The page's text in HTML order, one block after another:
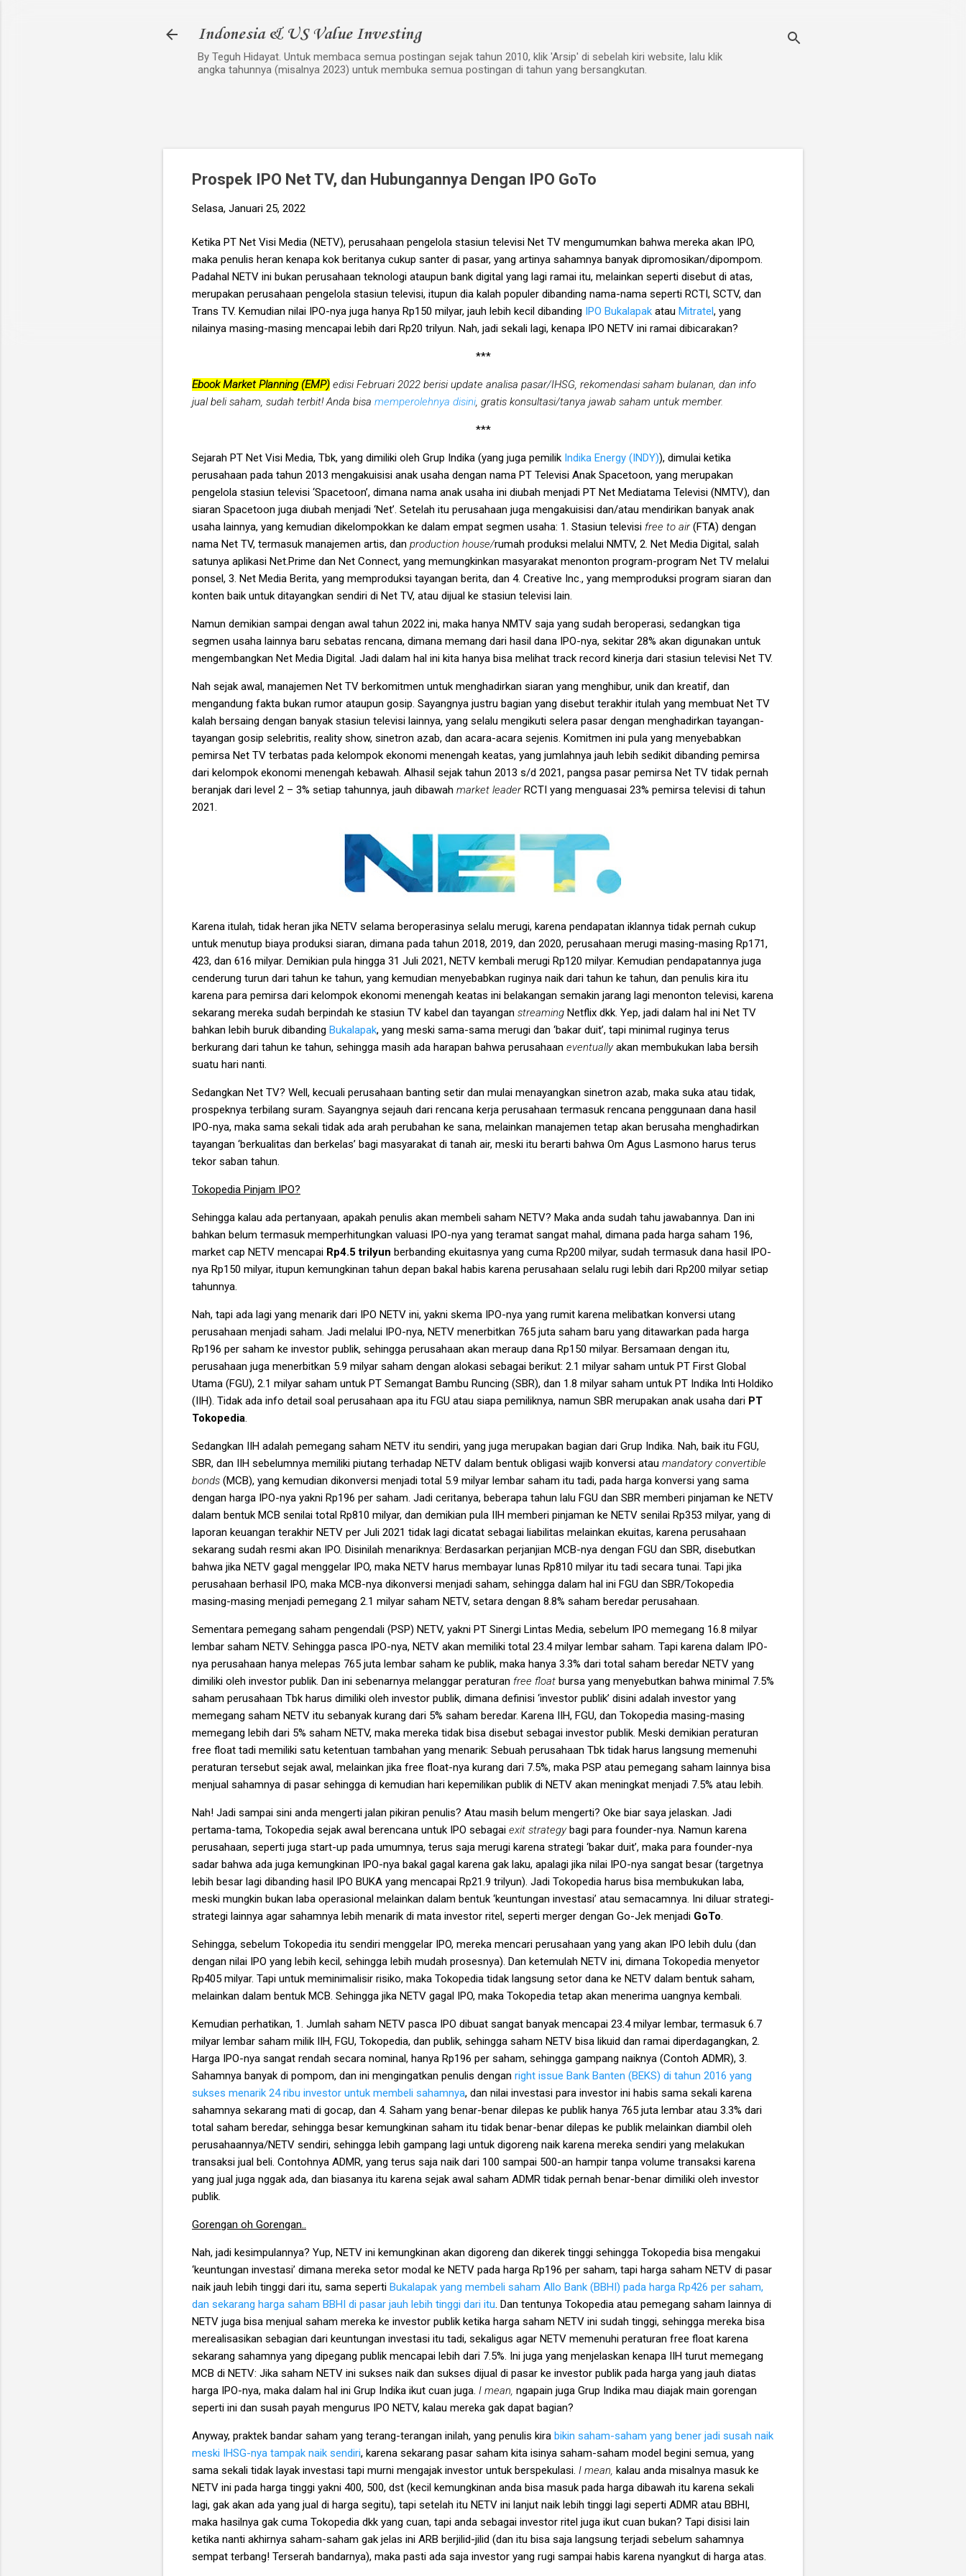
Indonesia & US Value Investing
By Teguh Hidayat. Untuk membaca semua postingan sejak tahun 2010, klik 'Arsip' di sebelah kiri website, lalu klik
angka tahunnya (misalnya 2023) untuk membuka semua postingan di tahun yang bersangkutan.
Prospek IPO Net TV, dan Hubungannya Dengan IPO GoTo
Selasa, Januari 25, 2022
Ketika PT Net Visi Media (NETV), perusahaan pengelola stasiun televisi Net TV mengumumkan bahwa mereka akan IPO,
maka penulis heran kenapa kok beritanya cukup santer di pasar, yang artinya sahamnya banyak dipromosikan/dipompom.
Padahal NETV ini bukan perusahaan teknologi ataupun bank digital yang lagi ramai itu, melainkan seperti disebut di atas,
merupakan perusahaan pengelola stasiun televisi, itupun dia kalah populer dibanding nama-nama seperti RCTI, SCTV, dan
Trans TV. Kemudian nilai IPO-nya juga hanya Rp150 milyar, jauh lebih kecil dibanding IPO Bukalapak atau Mitratel, yang
nilainya masing-masing mencapai lebih dari Rp20 trilyun. Nah, jadi sekali lagi, kenapa IPO NETV ini ramai dibicarakan?
***
Ebook Market Planning (EMP) edisi Februari 2022 berisi update analisa pasar/IHSG, rekomendasi saham bulanan, dan info
jual beli saham, sudah terbit! Anda bisa memperolehnya disini , gratis konsultasi/tanya jawab saham untuk member.
***
Sejarah PT Net Visi Media, Tbk, yang dimiliki oleh Grup Indika (yang juga pemilik Indika Energy (INDY)), dimulai ketika
perusahaan pada tahun 2013 mengakuisisi anak usaha dengan nama PT Televisi Anak Spacetoon, yang merupakan
pengelola stasiun televisi ‘Spacetoon’, dimana nama anak usaha ini diubah menjadi PT Net Mediatama Televisi (NMTV), dan
siaran Spacetoon juga diubah menjadi ‘Net’. Setelah itu perusahaan juga mengakuisisi dan/atau mendirikan banyak anak
usaha lainnya, yang kemudian dikelompokkan ke dalam empat segmen usaha: 1. Stasiun televisi free to air(FTA) dengan
nama Net TV, termasuk manajemen artis, dan production house/rumah produksi melalui NMTV, 2. Net Media Digital, salah
satunya aplikasi Net.Prime dan Net Connect, yang memungkinkan masyarakat menonton program-program Net TV melalui
ponsel, 3. Net Media Berita, yang memproduksi tayangan berita, dan 4. Creative Inc., yang memproduksi program siaran dan
konten baik untuk ditayangkan sendiri di Net TV, atau dijual ke stasiun televisi lain.
Namun demikian sampai dengan awal tahun 2022 ini, maka hanya NMTV saja yang sudah beroperasi, sedangkan tiga
segmen usaha lainnya baru sebatas rencana, dimana memang dari hasil dana IPO-nya, sekitar 28% akan digunakan untuk
mengembangkan Net Media Digital. Jadi dalam hal ini kita hanya bisa melihat track record kinerja dari stasiun televisi Net TV.
Nah sejak awal, manajemen Net TV berkomitmen untuk menghadirkan siaran yang menghibur, unik dan kreatif, dan
mengandung fakta bukan rumor ataupun gosip. Sayangnya justru bagian yang disebut terakhir itulah yang membuat Net TV
kalah bersaing dengan banyak stasiun televisi lainnya, yang selalu mengikuti selera pasar dengan menghadirkan tayangan-
tayangan gosip selebritis, reality show, sinetron azab, dan acara-acara sejenis. Komitmen ini pula yang menyebabkan
pemirsa Net TV terbatas pada kelompok ekonomi menengah keatas, yang jumlahnya jauh lebih sedikit dibanding pemirsa
dari kelompok ekonomi menengah kebawah. Alhasil sejak tahun 2013 s/d 2021, pangsa pasar pemirsa Net TV tidak pernah
beranjak dari level 2 – 3% setiap tahunnya, jauh dibawah market leaderRCTI yang menguasai 23% pemirsa televisi di tahun
2021.
Karena itulah, tidak heran jika NETV selama beroperasinya selalu merugi, karena pendapatan iklannya tidak pernah cukup
untuk menutup biaya produksi siaran, dimana pada tahun 2018, 2019, dan 2020, perusahaan merugi masing-masing Rp171,
423, dan 616 milyar. Demikian pula hingga 31 Juli 2021, NETV kembali merugi Rp120 milyar. Kemudian pendapatannya juga
cenderung turun dari tahun ke tahun, yang kemudian menyebabkan ruginya naik dari tahun ke tahun, dan penulis kira itu
karena para pemirsa dari kelompok ekonomi menengah keatas ini belakangan semakin jarang lagi menonton televisi, karena
sekarang mereka sudah berpindah ke stasiun TV kabel dan tayangan streaming Netflix dkk. Yep, jadi dalam hal ini Net TV
bahkan lebih buruk dibanding Bukalapak, yang meski sama-sama merugi dan ‘bakar duit’, tapi minimal ruginya terus
berkurang dari tahun ke tahun, sehingga masih ada harapan bahwa perusahaan eventuallyakan membukukan laba bersih
suatu hari nanti.
Sedangkan Net TV? Well, kecuali perusahaan banting setir dan mulai menayangkan sinetron azab, maka suka atau tidak,
prospeknya terbilang suram. Sayangnya sejauh dari rencana kerja perusahaan termasuk rencana penggunaan dana hasil
IPO-nya, maka sama sekali tidak ada arah perubahan ke sana, melainkan manajemen tetap akan berusaha menghadirkan
tayangan ‘berkualitas dan berkelas’ bagi masyarakat di tanah air, meski itu berarti bahwa Om Agus Lasmono harus terus
tekor saban tahun.
Tokopedia Pinjam IPO?
Sehingga kalau ada pertanyaan, apakah penulis akan membeli saham NETV? Maka anda sudah tahu jawabannya. Dan ini
bahkan belum termasuk memperhitungkan valuasi IPO-nya yang teramat sangat mahal, dimana pada harga saham 196,
market cap NETV mencapai Rp4.5 trilyun berbanding ekuitasnya yang cuma Rp200 milyar, sudah termasuk dana hasil IPO-
nya Rp150 milyar, itupun kemungkinan tahun depan bakal habis karena perusahaan selalu rugi lebih dari Rp200 milyar setiap
tahunnya.
Nah, tapi ada lagi yang menarik dari IPO NETV ini, yakni skema IPO-nya yang rumit karena melibatkan konversi utang
perusahaan menjadi saham. Jadi melalui IPO-nya, NETV menerbitkan 765 juta saham baru yang ditawarkan pada harga
Rp196 per saham ke investor publik, sehingga perusahaan akan meraup dana Rp150 milyar. Bersamaan dengan itu,
perusahaan juga menerbitkan 5.9 milyar saham dengan alokasi sebagai berikut: 2.1 milyar saham untuk PT First Global
Utama (FGU), 2.1 milyar saham untuk PT Semangat Bambu Runcing (SBR), dan 1.8 milyar saham untuk PT Indika Inti Holdiko
(IIH). Tidak ada info detail soal perusahaan apa itu FGU atau siapa pemiliknya, namun SBR merupakan anak usaha dari PT
Tokopedia
Sedangkan IIH adalah pemegang saham NETV itu sendiri, yang juga merupakan bagian dari Grup Indika. Nah, baik itu FGU,
SBR, dan IIH sebelumnya memiliki piutang terhadap NETV dalam bentuk obligasi wajib konversi atau mandatory convertible
bonds (MCB), yang kemudian dikonversi menjadi total 5.9 milyar lembar saham itu tadi, pada harga konversi yang sama
dengan harga IPO-nya yakni Rp196 per saham. Jadi ceritanya, beberapa tahun lalu FGU dan SBR memberi pinjaman ke NETV
dalam bentuk MCB senilai total Rp810 milyar, dan demikian pula IIH memberi pinjaman ke NETV senilai Rp353 milyar, yang di
laporan keuangan terakhir NETV per Juli 2021 tidak lagi dicatat sebagai liabilitas melainkan ekuitas, karena perusahaan
sekarang sudah resmi akan IPO. Disinilah menariknya: Berdasarkan perjanjian MCB-nya dengan FGU dan SBR, disebutkan
bahwa jika NETV gagal menggelar IPO, maka NETV harus membayar lunas Rp810 milyar itu tadi secara tunai. Tapi jika
perusahaan berhasil IPO, maka MCB-nya dikonversi menjadi saham, sehingga dalam hal ini FGU dan SBR/Tokopedia
masing-masing menjadi pemegang 2.1 milyar saham NETV, setara dengan 8.8% saham beredar perusahaan.
Sementara pemegang saham pengendali (PSP) NETV, yakni PT Sinergi Lintas Media, sebelum IPO memegang 16.8 milyar
lembar saham NETV. Sehingga pasca IPO-nya, NETV akan memiliki total 23.4 milyar lembar saham. Tapi karena dalam IPO-
nya perusahaan hanya melepas 765 juta lembar saham ke publik, maka hanya 3.3% dari total saham beredar NETV yang
dimiliki oleh investor publik. Dan ini sebenarnya melanggar peraturan free float bursa yang menyebutkan bahwa minimal 7.5%
saham perusahaan Tbk harus dimiliki oleh investor publik, dimana definisi ‘investor publik’ disini adalah investor yang
memegang saham NETV itu sebanyak kurang dari 5% saham beredar. Karena IIH, FGU, dan Tokopedia masing-masing
memegang lebih dari 5% saham NETV, maka mereka tidak bisa disebut sebagai investor publik. Meski demikian peraturan
free float tadi memiliki satu ketentuan tambahan yang menarik: Sebuah perusahaan Tbk tidak harus langsung memenuhi
peraturan tersebut sejak awal, melainkan jika free float-nya kurang dari 7.5%, maka PSP atau pemegang saham lainnya bisa
menjual sahamnya di pasar sehingga di kemudian hari kepemilikan publik di NETV akan meningkat menjadi 7.5% atau lebih.
Nah! Jadi sampai sini anda mengerti jalan pikiran penulis? Atau masih belum mengerti? Oke biar saya jelaskan. Jadi
pertama-tama, Tokopedia sejak awal berencana untuk IPO sebagai exit strategybagi para founder-nya. Namun karena
perusahaan, seperti juga start-up pada umumnya, terus saja merugi karena strategi ‘bakar duit’, maka para founder-nya
sadar bahwa ada juga kemungkinan IPO-nya bakal gagal karena gak laku, apalagi jika nilai IPO-nya sangat besar (targetnya
lebih besar lagi dibanding hasil IPO BUKA yang mencapai Rp21.9 trilyun). Jadi Tokopedia harus bisa membukukan laba,
meski mungkin bukan laba operasional melainkan dalam bentuk ‘keuntungan investasi’ atau semacamnya. Ini diluar strategi-
strategi lainnya agar sahamnya lebih menarik di mata investor ritel, seperti merger dengan Go-Jek menjadi GoTo
Sehingga, sebelum Tokopedia itu sendiri menggelar IPO, mereka mencari perusahaan yang yang akan IPO lebih dulu (dan
dengan nilai IPO yang lebih kecil, sehingga lebih mudah prosesnya). Dan ketemulah NETV ini, dimana Tokopedia menyetor
Rp405 milyar. Tapi untuk meminimalisir risiko, maka Tokopedia tidak langsung setor dana ke NETV dalam bentuk saham,
melainkan dalam bentuk MCB. Sehingga jika NETV gagal IPO, maka Tokopedia tetap akan menerima uangnya kembali.
Kemudian perhatikan, 1. Jumlah saham NETV pasca IPO dibuat sangat banyak mencapai 23.4 milyar lembar, termasuk 6.7
milyar lembar saham milik IIH, FGU, Tokopedia, dan publik, sehingga saham NETV bisa likuid dan ramai diperdagangkan, 2.
Harga IPO-nya sangat rendah secara nominal, hanya Rp196 per saham, sehingga gampang naiknya (Contoh ADMR), 3.
Sahamnya banyak di pompom, dan ini mengingatkan penulis dengan right issue Bank Banten (BEKS) di tahun 2016 yang
sukses menarik 24 ribu investor untuk membeli sahamnya, dan nilai investasi para investor ini habis sama sekali karena
sahamnya sekarang mati di gocap, dan 4. Saham yang benar-benar dilepas ke publik hanya 765 juta lembar atau 3.3% dari
total saham beredar, sehingga besar kemungkinan saham itu tidak benar-benar dilepas ke publik melainkan diambil oleh
perusahaannya/NETV sendiri, sehingga lebih gampang lagi untuk digoreng naik karena mereka sendiri yang melakukan
transaksi jual beli. Contohnya ADMR, yang terus saja naik dari 100 sampai 500-an hampir tanpa volume transaksi karena
yang jual juga nggak ada, dan biasanya itu karena sejak awal saham ADMR tidak pernah benar-benar dimiliki oleh investor
publik.
Gorengan oh Gorengan..
Nah, jadi kesimpulannya? Yup, NETV ini kemungkinan akan digoreng dan dikerek tinggi sehingga Tokopedia bisa mengakui
‘keuntungan investasi’ dimana mereka setor modal ke NETV pada harga Rp196 per saham, tapi harga saham NETV di pasar
naik jauh lebih tinggi dari itu, sama seperti Bukalapak yang membeli saham Allo Bank (BBHI) pada harga Rp426 per saham,
dan sekarang harga saham BBHI di pasar jauh lebih tinggi dari itu . Dan tentunya Tokopedia atau pemegang saham lainnya di
NETV juga bisa menjual saham mereka ke investor publik ketika harga saham NETV ini sudah tinggi, sehingga mereka bisa
merealisasikan sebagian dari keuntungan investasi itu tadi, sekaligus agar NETV memenuhi peraturan free float karena
sekarang sahamnya yang dipegang publik mencapai lebih dari 7.5%. Ini juga yang menjelaskan kenapa IIH turut memegang
MCB di NETV: Jika saham NETV ini sukses naik dan sukses dijual di pasar ke investor publik pada harga yang jauh diatas
harga IPO-nya, maka dalam hal ini Grup Indika ikut cuan juga. I mean, ngapain juga Grup Indika mau diajak main gorengan
seperti ini dan susah payah mengurus IPO NETV, kalau mereka gak dapat bagian?
Anyway, praktek bandar saham yang terang-terangan inilah, yang penulis kira bikin saham-saham yang bener jadi susah naik
meski IHSG-nya tampak naik sendiri, karena sekarang pasar saham kita isinya saham-saham model begini semua, yang
sama sekali tidak layak investasi tapi murni mengajak investor untuk berspekulasi. I mean, kalau anda misalnya masuk ke
NETV ini pada harga tinggi yakni 400, 500, dst (kecil kemungkinan anda bisa masuk pada harga dibawah itu karena sekali
lagi, gak akan ada yang jual di harga segitu), tapi setelah itu NETV ini lanjut naik lebih tinggi lagi seperti ADMR atau BBHI,
maka hasilnya gak cuma Tokopedia dkk yang cuan, tapi anda sebagai investor ritel juga ikut cuan bukan? Tapi disisi lain
ketika nanti akhirnya saham-saham gak jelas ini ARB berjilid-jilid (dan itu bisa saja langsung terjadi sebelum sahamnya
sempat terbang! Terserah bandarnya), maka pasti ada saja investor yang rugi sampai habis karena nyangkut di harga atas.